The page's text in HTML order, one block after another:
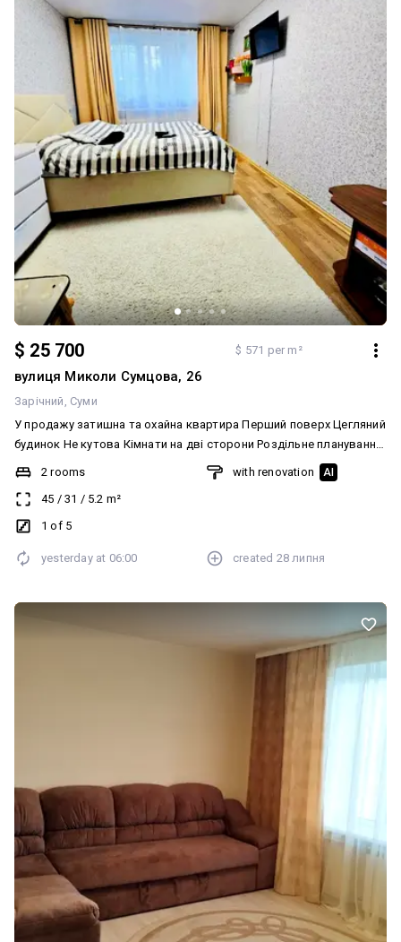
водою Інтернет - проведене оптоволокно Квартира, яка не
потребує вкладень Стан «зайти та жити» Гарний бонус - кладова
на поверсі та власний підвал Документи в порядку Власники в
відновлення» 066 536 97 20 067 189 27 24
$ 25 700 $ 571 per m²
вулиця Миколи Сумцова, 26
Зарічний Суми
У продажу затишна та охайна квартира Перший поверх Цегляний
будинок Не кутова Кімнати на дві сторони Роздільне планування
С/в суміжний Косметичний ремонт Вікна пластик Замінені труби
Лічильники(газ,вода,світло) Меблі та техніка залишається новим
власникам Є підвал Зелений двір
домовленістю Працюємо за програмою «Є Відновлення»
2 rooms
45 / 31 / 5.2 m²
1 of 5
with renovation AI
yesterday at 06:00 created 28 липня